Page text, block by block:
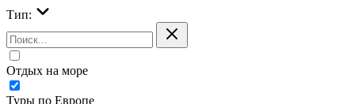
Тип:
Отдых на море
Туры по Европе